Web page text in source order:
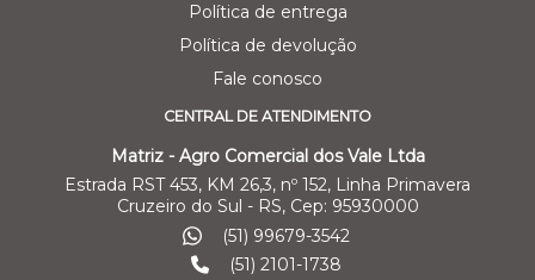
Política de entrega
Política de devolução
Fale conosco
CENTRAL DE ATENDIMENTO
Matriz - Agro Comercial dos Vale Ltda
Estrada RST 453, KM 26,3, nº 152, Linha Primavera
Cruzeiro do Sul - RS, Cep: 95930000
(51) 99679-3542
(51) 2101-1738